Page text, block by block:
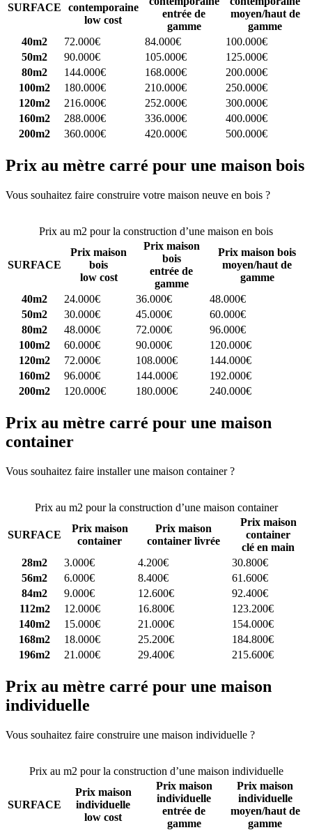
SURFACE
contemporaine
low cost
entrée de
gamme
moyen/haut de
gamme
40m2
72.000€ 84.000€
100.000€
50m2
90.000€ 105.000€
125.000€
80m2
144.000€ 168.000€
200.000€
100m2
180.000€ 210.000€
250.000€
120m2
216.000€ 252.000€
300.000€
160m2
288.000€ 336.000€
400.000€
200m2
360.000€ 420.000€ 500.000€
Prix au mètre carré pour une maison bois
Vous souhaitez faire construire votre maison neuve en bois ?
Prix au m2 pour la construction d’une maison en bois
SURFACE
Prix maison
bois
low cost
Prix maison
bois
entrée de
gamme
Prix maison bois
moyen/haut de
gamme
40m2
24.000€ 36.000€
48.000€
50m2
30.000€ 45.000€
60.000€
80m2
48.000€ 72.000€
96.000€
100m2
60.000€ 90.000€
120.000€
120m2
72.000€ 108.000€
144.000€
160m2
96.000€ 144.000€
192.000€
200m2
120.000€ 180.000€ 240.000€
Prix au mètre carré pour une maison
container
Vous souhaitez faire installer une maison container ?
Prix au m2 pour la construction d’une maison container
SURFACE
Prix maison
container
Prix maison
container livrée
Prix maison
container
clé en main
28m2
3.000€ 4.200€
30.800€
56m2
6.000€ 8.400€
61.600€
84m2
9.000€ 12.600€
92.400€
112m2
12.000€ 16.800€
123.200€
140m2
15.000€ 21.000€
154.000€
168m2
18.000€ 25.200€
184.800€
196m2
21.000€ 29.400€ 215.600€
Prix au mètre carré pour une maison
individuelle
Vous souhaitez faire construire une maison individuelle ?
Prix au m2 pour la construction d’une maison individuelle
SURFACE
Prix maison
individuelle
low cost
Prix maison
individuelle
entrée de
gamme
Prix maison
individuelle
moyen/haut de
gamme